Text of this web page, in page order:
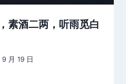
素酒二两，听雨觅白
月 19 日